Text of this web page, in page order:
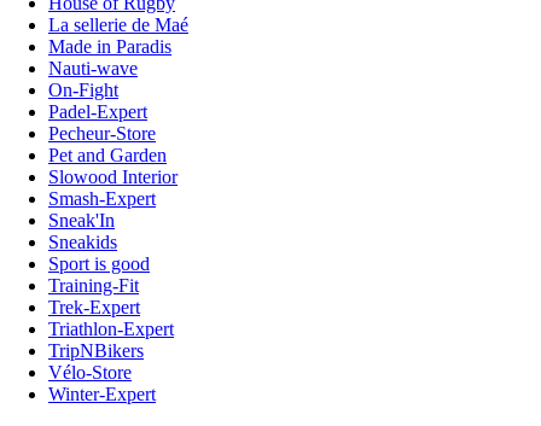
La sellerie de Maé
Made in Paradis
Nauti-wave
On-Fight
Padel-Expert
Pecheur-Store
Pet and Garden
Slowood Interior
Smash-Expert
Sneak'In
Sneakids
Sport is good
Training-Fit
Trek-Expert
Triathlon-Expert
TripNBikers
Vélo-Store
Winter-Expert